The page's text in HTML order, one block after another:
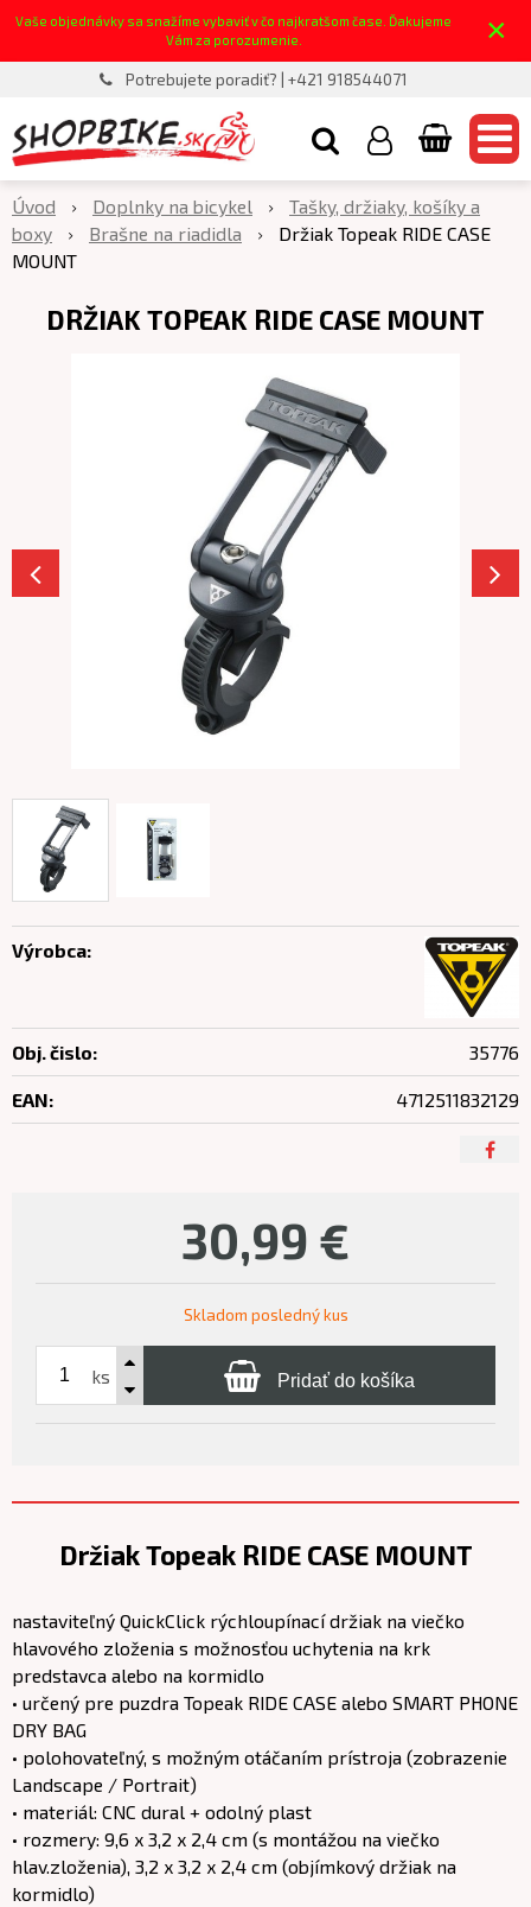
Vaše objednávky sa snažíme vybaviť v čo najkratšom čase. Ďakujeme
Vám za porozumenie.
×
Potrebujete poradiť? | +421 918544071
Úvod Doplnky na bicykel
Tašky, držiaky, košíky a
boxy
Brašne na riadidla
Držiak Topeak RIDE CASE
MOUNT
DRŽIAK TOPEAK RIDE CASE MOUNT
30,99 €
Skladom posledný kus
ks Pridať do košíka
Výrobca:
Obj. čislo: 35776
EAN: 4712511832129
Držiak Topeak RIDE CASE MOUNT
nastaviteľný QuickClick rýchloupínací držiak na viečko
hlavového zloženia s možnosťou uchytenia na krk
predstavca alebo na kormidlo
• určený pre puzdra Topeak RIDE CASE alebo SMART PHONE
DRY BAG
• polohovateľný, s možným otáčaním prístroja (zobrazenie
Landscape / Portrait)
• materiál: CNC dural + odolný plast
• rozmery: 9,6 x 3,2 x 2,4 cm (s montážou na viečko
hlav.zloženia), 3,2 x 3,2 x 2,4 cm (objímkový držiak na
kormidlo)